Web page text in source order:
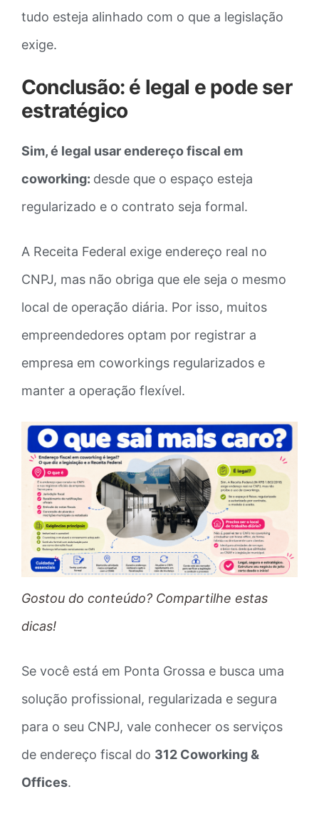
tudo esteja alinhado com o que a legislação
exige.
Conclusão: é legal e pode ser
estratégico
Sim, é legal usar endereço fiscal em
coworking: desde que o espaço esteja
regularizado e o contrato seja formal.
A Receita Federal exige endereço real no
CNPJ, mas não obriga que ele seja o mesmo
local de operação diária. Por isso, muitos
empreendedores optam por registrar a
empresa em coworkings regularizados e
manter a operação flexível.
Gostou do conteúdo? Compartilhe estas
dicas!
Se você está em Ponta Grossa e busca uma
solução profissional, regularizada e segura
para o seu CNPJ, vale conhecer os serviços
de endereço fiscal do 312 Coworking &
Offices.